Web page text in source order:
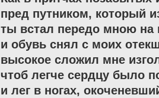
пред путником, который
ты встал передо мною на
и обувь снял с моих
высокое сложил мне
чтоб легче сердцу было
и лег в ногах,